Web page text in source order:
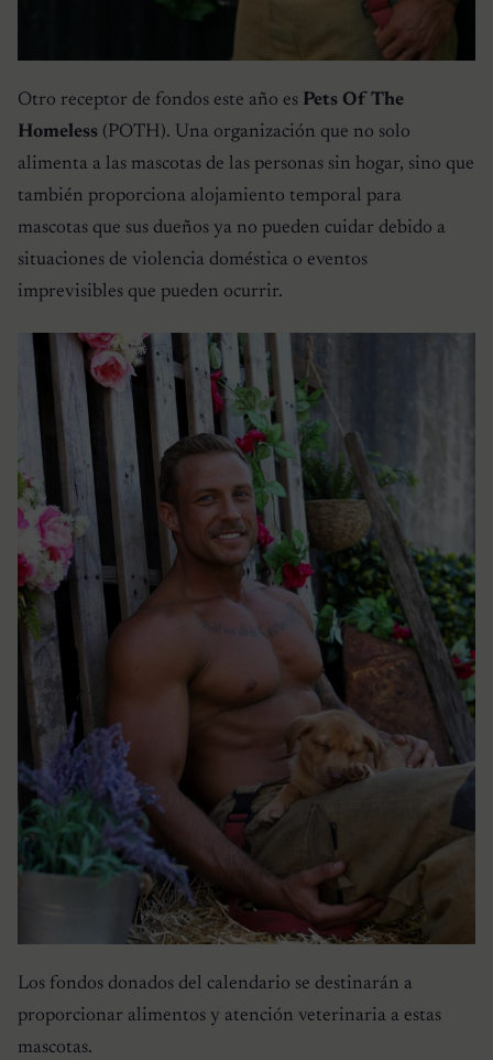
Otro receptor de fondos este año es Pets Of The
Homeless (POTH). Una organización que no solo
alimenta a las mascotas de las personas sin hogar, sino que
también proporciona alojamiento temporal para
mascotas que sus dueños ya no pueden cuidar debido a
situaciones de violencia doméstica o eventos
imprevisibles que pueden ocurrir.
Los fondos donados del calendario se destinarán a
proporcionar alimentos y atención veterinaria a estas
mascotas.